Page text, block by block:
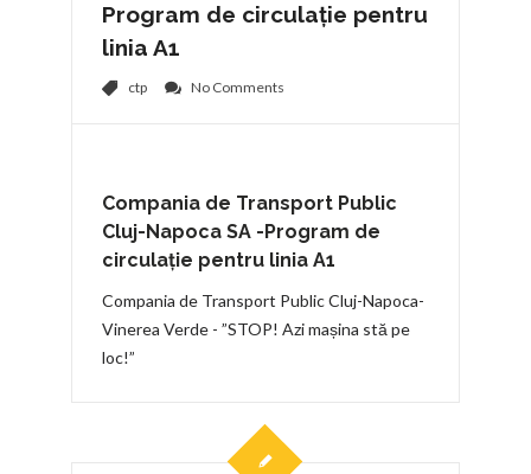
Program de circulație pentru
linia A1
ctp No Comments
Compania de Transport Public
Cluj-Napoca SA -Program de
circulație pentru linia A1
Compania de Transport Public Cluj-Napoca-
Vinerea Verde - ”STOP! Azi mașina stă pe
loc!”